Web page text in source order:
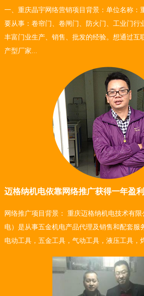
一、重庆晶宇网络营销项目背景：单位名称：
要从事：卷帘门、卷闸门、防火门、工业门行
丰富门业生产、销售、批发的经验。想通过互
产型厂家...
迈格纳机电依靠网络推广获得一年盈
网络推广项目背景： 重庆迈格纳机电技术有
电）是从事五金机电产品代理及销售和配套服
电动工具，五金工具，气动工具，液压工具，